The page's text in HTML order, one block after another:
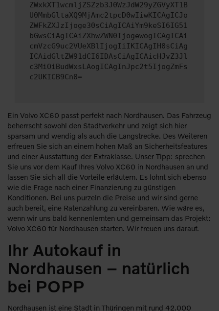
ZWxkXT1wcmljZSZzb3J0WzJdW29yZGVyXT1B
U0MmbGltaXQ9MjAmc2tpcD0wIiwKICAgICJo
ZWFkZXJzIjoge30sCiAgICAiYm9keSI6IG51
bGwsCiAgICAiZXhwZWN0IjogewogICAgICAi
cmVzcG9uc2VUeXBlIjogIiIKICAgIH0sCiAg
ICAidGltZW91dCI6IDAsCiAgICAicHJvZ3Jl
c3MiOiBudWxsLAogICAgInJpc2t5IjogZmFs
c2UKICB9Cn0=
Ein Volvo XC60 passt perfekt nach Nordhausen. Das Fahrzeug
beherrscht sowohl den Stadtverkehr und zeigt sich hier
sparsam und wendig als auch die Langstrecke. Des Weiteren
erfreuen Sie sich an einem hohen Maß an Sicherheitsfeatures
und einer Ausstattung der Extraklasse. Unser Tipp: sprechen
Sie uns vor dem Kauf Ihres Volvo XC60 in Nordhausen an und
lassen Sie sich all die Vorteile erläutern. Es lohnt sich ebenso
wie die Frage nach einer Finanzierung zu günstigen
Konditionen. Bei uns purzeln die Preise und wir sind gerne
auch bereit, eine Ratenzahlung zu vereinbaren. Wie wäre es,
wenn wir uns bald kennenlernten und gemeinsam das Projekt:
Volvo XC60 für Nordhausen starten. Wir freuen uns darauf.
Ihr Autokauf in
Nordhausen – natürlich
bei POPP
Nordhausen ist eine Stadt in Thüringen mit rund 42.000